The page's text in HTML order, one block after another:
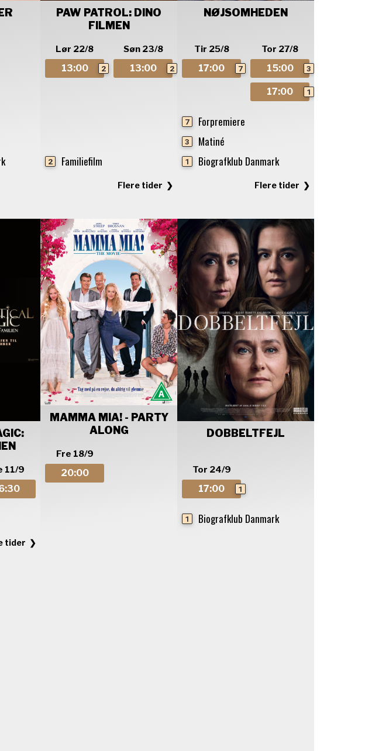
PAW PATROL: DINO
FILMEN
Lør 22/8
13:00 2
Søn 23/8
13:00 2
2 Familiefilm
NØJSOMHEDEN
Tir 25/8
17:00 7
Tor 27/8
15:00 3
17:00 1
7 Forpremiere
3 Matiné
1 Biografklub Danmark
11/9
MAMMA MIA! - PARTY
ALONG
Fre 18/9
20:00
DOBBELTFEJL
Tor 24/9
17:00 1
1 Biografklub Danmark